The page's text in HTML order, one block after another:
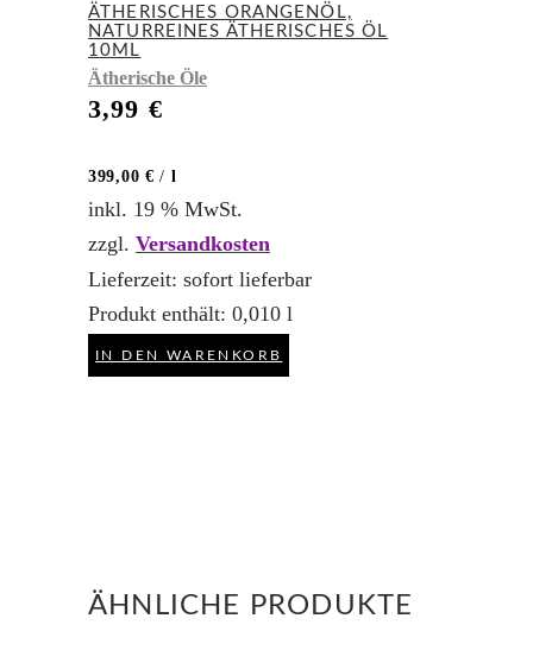
ÄTHERISCHES ORANGENÖL,
NATURREINES ÄTHERISCHES ÖL
10ML
Ätherische Öle
3,99 €
399,00 € / l
inkl. 19 % MwSt.
zzgl. Versandkosten
Lieferzeit: sofort lieferbar
Produkt enthält: 0,010 l
IN DEN WARENKORB
ÄHNLICHE PRODUKTE